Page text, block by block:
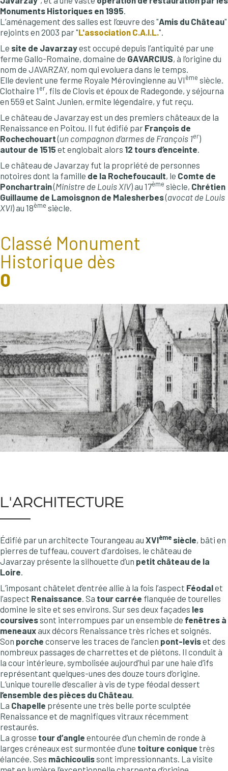
Monuments Historiques en 1995
L’aménagement des salles est l’œuvre des "Amis du Château"
rejoints en 2003 par "L'association C.A.I.L.".
Le site de Javarzayest occupé depuis l’antiquité par une
ferme Gallo-Romaine, domaine de GAVARCIUS, à l’origine du
nom de JAVARZAY, nom qui evoluera dans le temps.
Elle devient une ferme Royale Mérovingienne au VIème siècle.
Clothaire 1er, fils de Clovis et époux de Radegonde, y séjourna
en 559 et Saint Junien, ermite légendaire, y fut reçu.
Le château de Javarzay est un des premiers châteaux de la
Renaissance en Poitou. Il fut édifié par François de
Rochechouart(un compagnon d’armes de François 1er)
autour de 1515 et englobait alors 12 tours d’enceinte
Le château de Javarzay fut la propriété de personnes
notoires dont la famille de la Rochefoucault, le Comte de
Ponchartrain(Ministre de Louis XIV) au 17ème siècle, Chrétien
Guillaume de Lamoisgnon de Malesherbes(avocat de Louis
XVI) au 18ème siècle.
0
L'ARCHITECTURE
Édifié par un architecte Tourangeau au XVIème siècle, bâti en
pierres de tuffeau, couvert d’ardoises, le château de
Javarzay présente la silhouette d’un petit château de la
Loire
L’imposant châtelet d’entrée allie à la fois l’aspect Féodalet
l’aspect Renaissance . Sa tour carrée flanquée de tourelles
domine le site et ses environs. Sur ses deux façades les
coursivessont interrompues par un ensemble de fenêtres à
meneauxaux décors Renaissance très riches et soignés.
Son porche conserve les traces de l’ancien pont-leviset des
nombreux passages de charrettes et de piétons. Il conduit à
la cour intérieure, symbolisée aujourd’hui par une haie d’ifs
représentant quelques-unes des douze tours d’origine.
L’unique tourelle d’escalier à vis de type féodal dessert
l’ensemble des pièces du Château
La Chapelle présente une très belle porte sculptée
Renaissance et de magnifiques vitraux récemment
restaurés.
La grosse tour d’angle entourée d’un chemin de ronde à
larges créneaux est surmontée d’une toiture conique très
élancée. Ses mâchicoulissont impressionnants. La visite